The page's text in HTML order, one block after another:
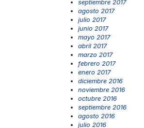
septiembre 2017
agosto 2017
julio 2017
junio 2017
mayo 2017
abril 2017
marzo 2017
febrero 2017
enero 2017
diciembre 2016
noviembre 2016
octubre 2016
septiembre 2016
agosto 2016
julio 2016